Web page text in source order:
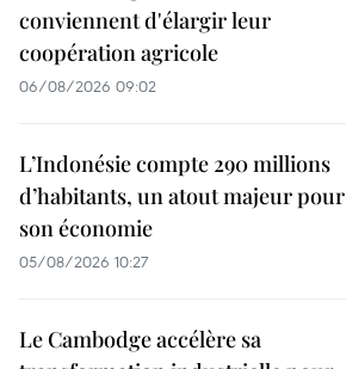
conviennent d'élargir leur
coopération agricole
06/08/2026 09:02
L’Indonésie compte 290 millions
d’habitants, un atout majeur pour
son économie
05/08/2026 10:27
Le Cambodge accélère sa